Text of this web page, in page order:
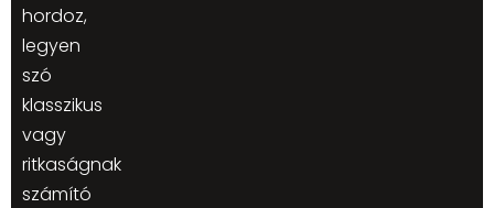
hordoz,
legyen
szó
klasszikus
vagy
ritkaságnak
számító